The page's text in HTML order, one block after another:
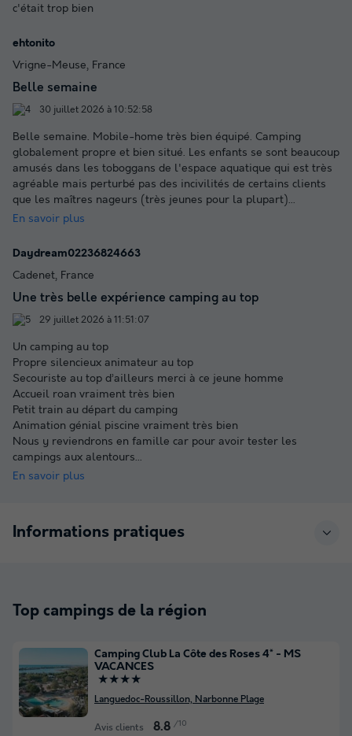
c'était trop bien
ehtonito
Vrigne-Meuse, France
Belle semaine
30 juillet 2026 à 10:52:58
Belle semaine. Mobile-home très bien équipé. Camping
globalement propre et bien situé. Les enfants se sont beaucoup
amusés dans les toboggans de l'espace aquatique qui est très
agréable mais perturbé pas des incivilités de certains clients
que les maîtres nageurs (très jeunes pour la plupart)...
En savoir plus
Daydream02236824663
Cadenet, France
Une très belle expérience camping au top
29 juillet 2026 à 11:51:07
Un camping au top
Propre silencieux animateur au top
Secouriste au top d’ailleurs merci à ce jeune homme
Accueil roan vraiment très bien
Petit train au départ du camping
Animation génial piscine vraiment très bien
Nous y reviendrons en famille car pour avoir tester les
campings aux alentours...
En savoir plus
Informations pratiques
Top campings de la région
Camping Club La Côte des Roses 4* - MS
VACANCES
★★★★
Languedoc-Roussillon, Narbonne Plage
Avis clients 8.8 /10